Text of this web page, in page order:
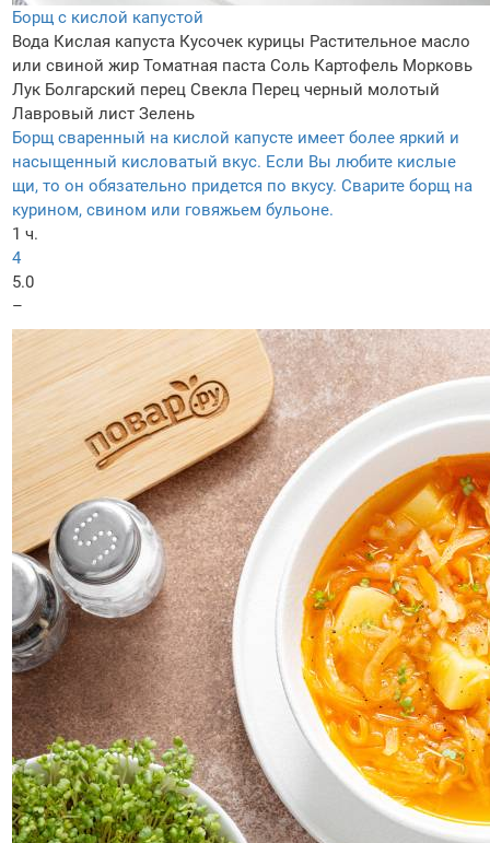
Борщ с кислой капустой
Вода Кислая капуста Кусочек курицы Растительное масло
или свиной жир Томатная паста Соль Картофель Морковь
Лук Болгарский перец Свекла Перец черный молотый
Лавровый лист Зелень
Борщ сваренный на кислой капусте имеет более яркий и
насыщенный кисловатый вкус. Если Вы любите кислые
щи, то он обязательно придется по вкусу. Сварите борщ на
курином, свином или говяжьем бульоне.
1 ч.
4
5.0
–